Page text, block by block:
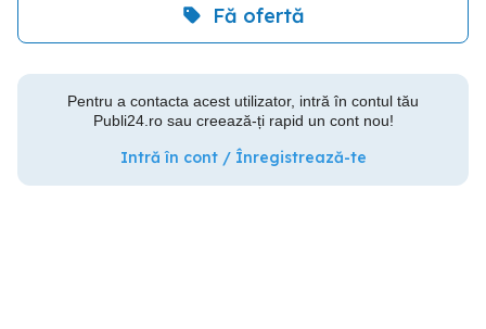
Fă ofertă
Pentru a contacta acest utilizator, intră în contul tău
Publi24.ro sau creează-ți rapid un cont nou!
Intră în cont / Înregistrează-te